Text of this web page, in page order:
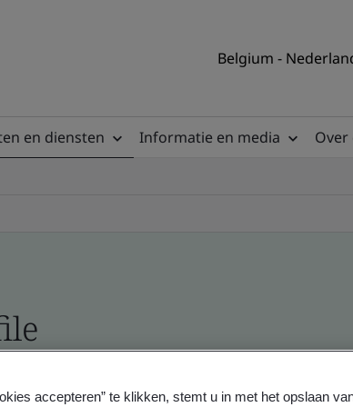
Belgium -
en diensten Informatie en media
Over
- Validation and Verification
accepteren” te klikken, stemt u in met het opslaan